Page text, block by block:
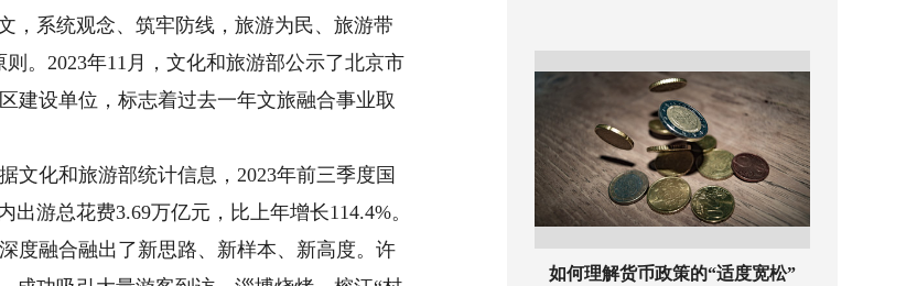
，系统观念、筑牢防线，旅游为民、旅游带
。2023年11月，文化和旅游部公示了北京市
建设单位，标志着过去一年文旅融合事业取
文化和旅游部统计信息，2023年前三季度国
游总花费3.69万亿元，比上年增长114.4%。
度融合融出了新思路、新样本、新高度。许
如何理解货币政策的“适度宽松”